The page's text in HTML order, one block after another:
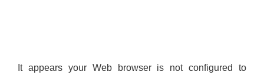
It appears your Web browser is not configured to